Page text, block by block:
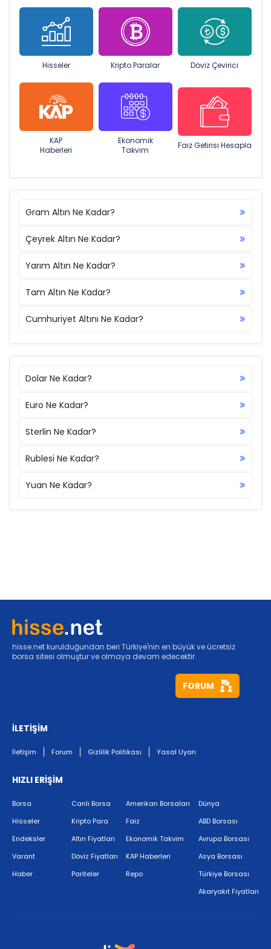
Hisseler Kripto Paralar Döviz Çevirici
KAP
Haberleri
Ekonomik
Takvim
Faiz Getirisi Hesapla
Gram Altın Ne Kadar?
Çeyrek Altın Ne Kadar?
Yarım Altın Ne Kadar?
Tam Altın Ne Kadar?
Cumhuriyet Altını Ne Kadar?
Dolar Ne Kadar?
Euro Ne Kadar?
Sterlin Ne Kadar?
Rublesi Ne Kadar?
Yuan Ne Kadar?
hisse.net kurulduğundan beri Türkiye'nin en büyük ve ücretsiz
borsa sitesi olmuştur ve olmaya devam edecektir.
FORUM
İLETİŞİM
İletişim Forum Gizlilik Politikası Yasal Uyarı
HIZLI ERİŞİM
Borsa
Hisseler
Endeksler
Varant
Haber
Canlı Borsa
Kripto Para
Altın Fiyatları
Döviz Fiyatları
Pariteler
Amerikan Borsaları
Faiz
Ekonomik Takvim
KAP Haberleri
Repo
Dünya
ABD Borsası
Avrupa Borsası
Asya Borsası
Türkiye Borsası
Akaryakıt Fiyatları